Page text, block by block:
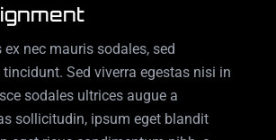
nec mauris sodales, sed
Sed viverra egestas nisi in
sodales ultrices augue a
sollicitudin, ipsum eget blandit